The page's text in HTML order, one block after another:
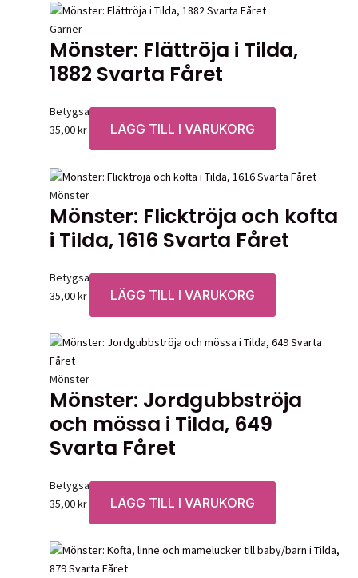
Garner
Mönster: Flättröja i Tilda,
1882 Svarta Fåret
Betygsatt0av 5
35,00kr LÄGG TILL I VARUKORG
Mönster
Mönster: Flicktröja och kofta
i Tilda, 1616 Svarta Fåret
Betygsatt0av 5
35,00kr LÄGG TILL I VARUKORG
Mönster
Mönster: Jordgubbströja
och mössa i Tilda, 649
Svarta Fåret
Betygsatt0av 5
35,00kr LÄGG TILL I VARUKORG